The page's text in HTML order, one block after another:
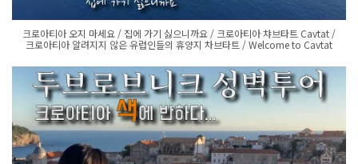
크로아티아 오지 마세요 / 집에 가기 싫으니까요 / 크로아티아 챠브타트 Cavtat /
크로아티아 알려지지 않은 유럽인들의 휴양지 차브타트 / Welcome to Cavtat